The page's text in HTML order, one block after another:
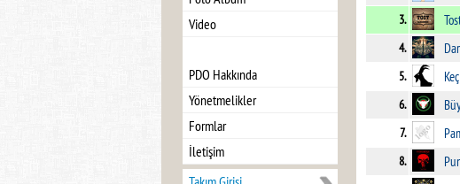
Video
PDO Hakkında
Yönetmelikler
Formlar
İletişim
3.
4.
5.
6.
7.
8.